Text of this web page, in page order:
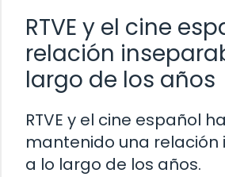
RTVE y el cine
relación
largo de los años
RTVE y el cine español
mantenido una relación
a lo largo de los años.